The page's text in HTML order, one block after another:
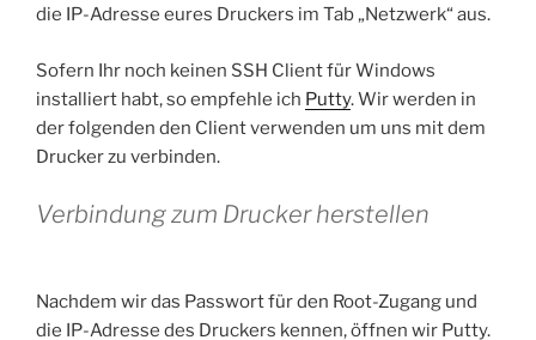
die IP-Adresse eures Druckers im Tab „Netzwerk“ aus.
Sofern Ihr noch keinen SSH Client für Windows
installiert habt, so empfehle ich Putty. Wir werden in
der folgenden den Client verwenden um uns mit dem
Drucker zu verbinden.
Verbindung zum Drucker herstellen
Nachdem wir das Passwort für den Root-Zugang und
die IP-Adresse des Druckers kennen, öffnen wir Putty.